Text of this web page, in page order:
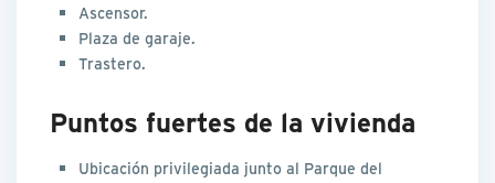
Ascensor.
Plaza de garaje.
Trastero.
Puntos fuertes de la vivienda
Ubicación privilegiada junto al Parque del